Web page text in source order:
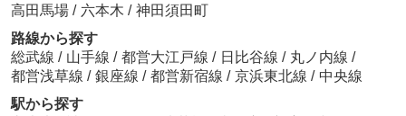
高田馬場 / 六本木 / 神田須田町
路線から探す
総武線 / 山手線 / 都営大江戸線 / 日比谷線 / 丸ノ内線 /
都営浅草線 / 銀座線 / 都営新宿線 / 京浜東北線 / 中央線
駅から探す